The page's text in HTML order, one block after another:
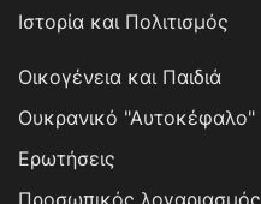
Ιστορία και Πολιτισμός
Οικογένεια και Παιδιά
Ουκρανικό "Αυτοκέφαλο"
Ερωτήσεις